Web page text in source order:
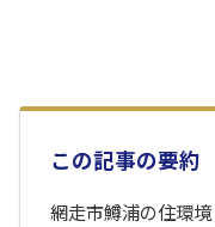
この記事の要約
網走市鱒浦の住環